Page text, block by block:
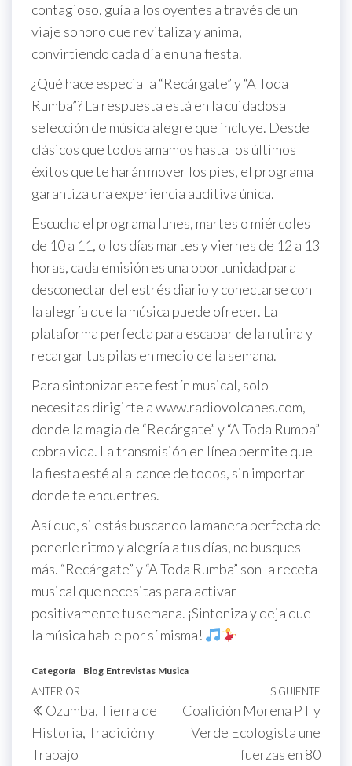
contagioso, guía a los oyentes a través de un
viaje sonoro que revitaliza y anima,
convirtiendo cada día en una fiesta.
¿Qué hace especial a “Recárgate” y “A Toda
Rumba”? La respuesta está en la cuidadosa
selección de música alegre que incluye. Desde
clásicos que todos amamos hasta los últimos
éxitos que te harán mover los pies, el programa
garantiza una experiencia auditiva única.
Escucha el programa lunes, martes o miércoles
de 10 a 11, o los días martes y viernes de 12 a 13
horas, cada emisión es una oportunidad para
desconectar del estrés diario y conectarse con
la alegría que la música puede ofrecer. La
plataforma perfecta para escapar de la rutina y
recargar tus pilas en medio de la semana.
Para sintonizar este festín musical, solo
necesitas dirigirte a www.radiovolcanes.com,
donde la magia de “Recárgate” y “A Toda Rumba”
cobra vida. La transmisión en línea permite que
la fiesta esté al alcance de todos, sin importar
donde te encuentres.
Así que, si estás buscando la manera perfecta de
ponerle ritmo y alegría a tus días, no busques
más. “Recárgate” y “A Toda Rumba” son la receta
musical que necesitas para activar
positivamente tu semana. ¡Sintoniza y deja que
la música hable por sí misma!
Categoría Blog Entrevistas Musica
Navegación
de
entradas
Entrada
anterior
ANTERIOR
Ozumba, Tierra de
Historia, Tradición y
Trabajo
SIGUIENTE
Coalición Morena PT y
Verde Ecologista une
fuerzas en 80